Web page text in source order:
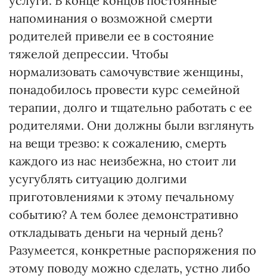
напоминания о возможной смерти
родителей привели ее в состояние
тяжелой депрессии. Чтобы
нормализовать самочувствие женщины,
понадобилось провести курс семейной
терапии, долго и тщательно работать с ее
родителями. Они должны были взглянуть
на вещи трезво: к сожалению, смерть
каждого из нас неизбежна, но стоит ли
усугублять ситуацию долгими
приготовлениями к этому печальному
событию? А тем более демонстративно
откладывать деньги на черный день?
Разумеется, конкретные распоряжения по
этому поводу можно сделать, устно либо